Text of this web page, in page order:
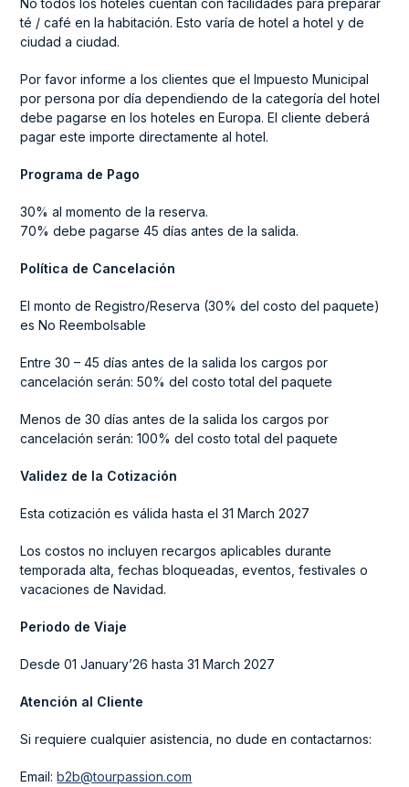
No todos los hoteles cuentan con facilidades para preparar
té / café en la habitación. Esto varía de hotel a hotel y de
ciudad a ciudad.
Por favor informe a los clientes que el Impuesto Municipal
por persona por día dependiendo de la categoría del hotel
debe pagarse en los hoteles en Europa. El cliente deberá
pagar este importe directamente al hotel.
Programa de Pago
30% al momento de la reserva.
70% debe pagarse 45 días antes de la salida.
Política de Cancelación
El monto de Registro/Reserva (30% del costo del paquete)
es No Reembolsable
Entre 30 – 45 días antes de la salida los cargos por
cancelación serán: 50% del costo total del paquete
Menos de 30 días antes de la salida los cargos por
cancelación serán: 100% del costo total del paquete
Validez de la Cotización
Esta cotización es válida hasta el 31 March 2027
Los costos no incluyen recargos aplicables durante
temporada alta, fechas bloqueadas, eventos, festivales o
vacaciones de Navidad.
Periodo de Viaje
Desde 01 January’26 hasta 31 March 2027
Atención al Cliente
Si requiere cualquier asistencia, no dude en contactarnos:
Email:b2b@tourpassion.com